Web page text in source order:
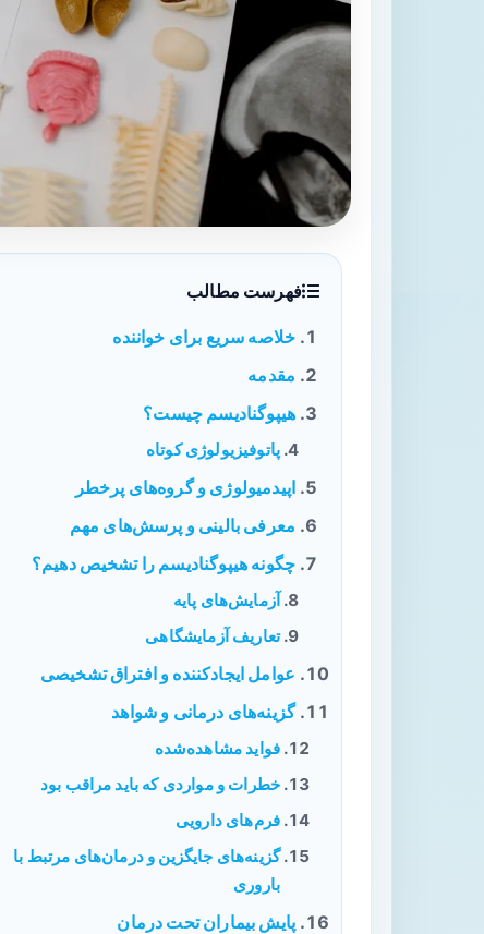
فهرست مطالب
خلاصه سریع برای خواننده
مقدمه
هیپوگنادیسم چیست؟
پاتوفیزیولوژی کوتاه
اپیدمیولوژی و گروه‌های پرخطر
معرفی بالینی و پرسش‌های مهم
چگونه هیپوگنادیسم را تشخیص دهیم؟
آزمایش‌های پایه
تعاریف آزمایشگاهی
عوامل ایجادکننده و افتراق تشخیصی
گزینه‌های درمانی و شواهد
فواید مشاهده‌شده
خطرات و مواردی که باید مراقب بود
فرم‌های دارویی
گزینه‌های جایگزین و درمان‌های مرتبط با
باروری
پایش بیماران تحت درمان